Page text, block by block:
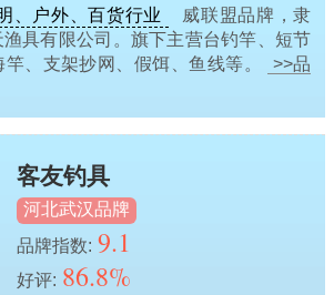
、户外、百货行业
威联盟品牌，隶
具有限公司。旗下主营台钓竿、短节
、支架抄网、假饵、鱼线等。
>>品
客友钓具
河北武汉品牌
品牌指数: 9.1
好评: 86.8%